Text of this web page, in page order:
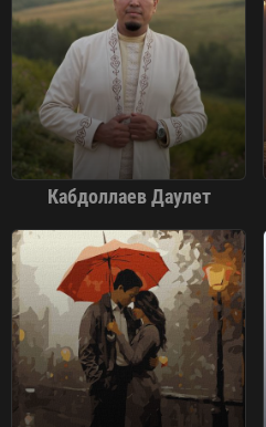
Кабдоллаев Даулет